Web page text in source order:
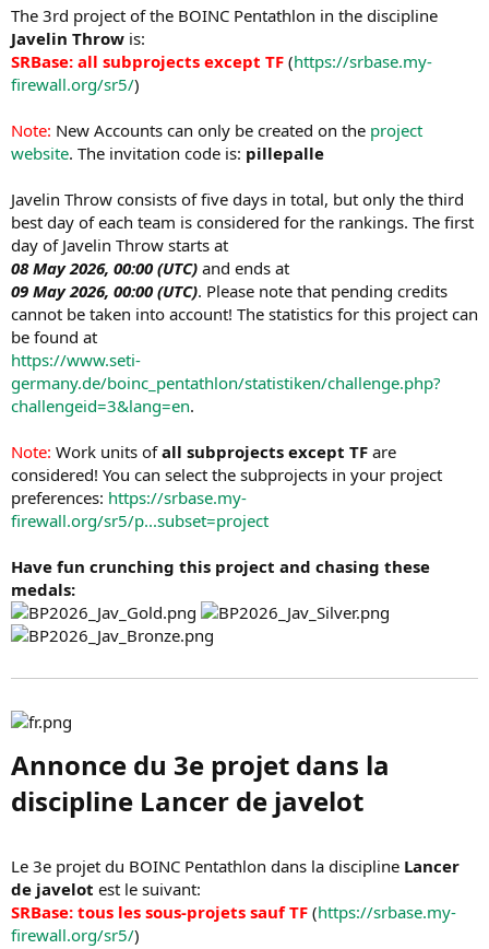
The 3rd project of the BOINC Pentathlon in the discipline
Javelin Throw is:
SRBase: all subprojects except TF (https://srbase.my-
firewall.org/sr5/)
Note: New Accounts can only be created on the project
website. The invitation code is: pillepalle
Javelin Throw consists of five days in total, but only the third
best day of each team is considered for the rankings. The first
day of Javelin Throw starts at
08 May 2026, 00:00 (UTC) and ends at
09 May 2026, 00:00 (UTC). Please note that pending credits
cannot be taken into account! The statistics for this project can
be found at
https://www.seti-
germany.de/boinc_pentathlon/statistiken/challenge.php?
challengeid=3&lang=en.
Note: Work units ofall subprojects except TF are
considered! You can select the subprojects in your project
preferences: https://srbase.my-
firewall.org/sr5/p...subset=project
Have fun crunching this project and chasing these
medals:
Annonce du 3e projet dans la
discipline Lancer de javelot​
Le 3e projet du BOINC Pentathlon dans la discipline Lancer
de javelot est le suivant:
SRBase: tous les sous-projets sauf TF (https://srbase.my-
firewall.org/sr5/)